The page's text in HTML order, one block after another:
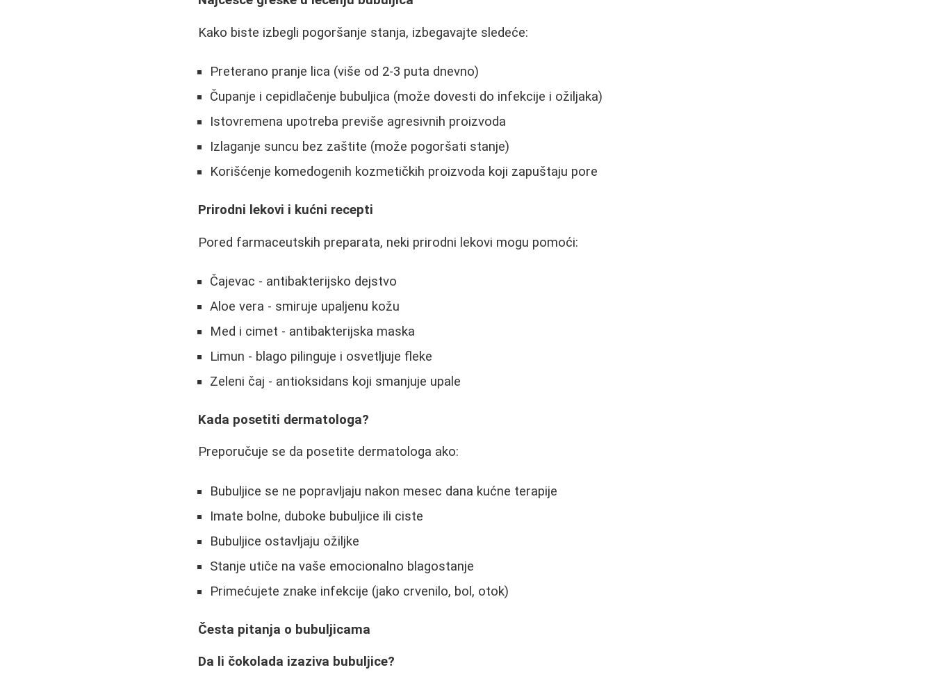
Kako biste izbegli pogoršanje stanja, izbegavajte sledeće:
Preterano pranje lica (više od 2-3 puta dnevno)
Čupanje i cepidlačenje bubuljica (može dovesti do infekcije i ožiljaka)
Istovremena upotreba previše agresivnih proizvoda
Izlaganje suncu bez zaštite (može pogoršati stanje)
Korišćenje komedogenih kozmetičkih proizvoda koji zapuštaju pore
Prirodni lekovi i kućni recepti
Pored farmaceutskih preparata, neki prirodni lekovi mogu pomoći:
Čajevac - antibakterijsko dejstvo
Aloe vera - smiruje upaljenu kožu
Med i cimet - antibakterijska maska
Limun - blago pilinguje i osvetljuje fleke
Zeleni čaj - antioksidans koji smanjuje upale
Kada posetiti dermatologa?
Preporučuje se da posetite dermatologa ako:
Bubuljice se ne popravljaju nakon mesec dana kućne terapije
Imate bolne, duboke bubuljice ili ciste
Bubuljice ostavljaju ožiljke
Stanje utiče na vaše emocionalno blagostanje
Primećujete znake infekcije (jako crvenilo, bol, otok)
Česta pitanja o bubuljicama
Da li čokolada izaziva bubuljice?